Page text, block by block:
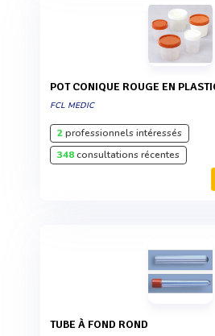
POT CONIQUE ROUGE EN
FCL MEDIC
2professionnels intéressés
348consultations récentes
TUBE À FOND ROND